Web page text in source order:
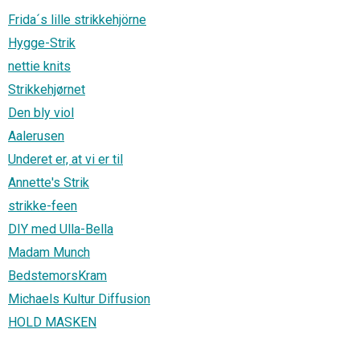
Frida´s lille strikkehjörne
Hygge-Strik
nettie knits
Strikkehjørnet
Den bly viol
Aalerusen
Underet er, at vi er til
Annette's Strik
strikke-feen
DIY med Ulla-Bella
Madam Munch
BedstemorsKram
Michaels Kultur Diffusion
HOLD MASKEN